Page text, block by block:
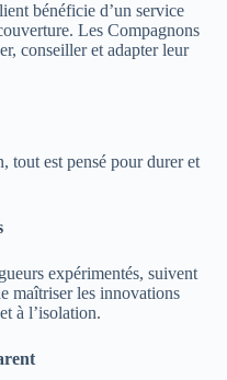
bénéficie d’un service
Les Compagnons
conseiller et adapter leur
tout est pensé pour durer et
expérimentés, suivent
maîtriser les innovations
à l’isolation.